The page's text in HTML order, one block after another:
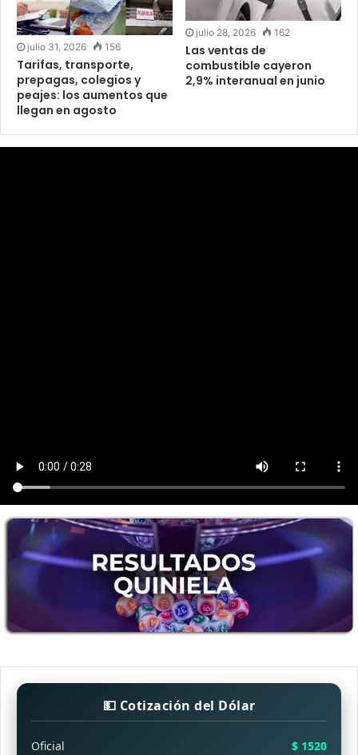
julio 31, 2026 156
Tarifas, transporte,
prepagas, colegios y
peajes: los aumentos que
llegan en agosto
julio 28, 2026 162
Las ventas de
combustible cayeron
2,9% interanual en junio
💵 Cotización del Dólar
Oficial
$ 1520